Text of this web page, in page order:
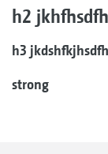
h2
h3
strong